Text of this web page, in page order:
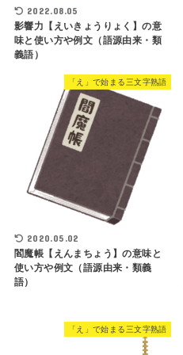
2022.08.05
影響力【えいきょうりょく】の意
味と使い方や例文（語源由来・類
義語）
「え」で始まる三文字熟語
2020.05.02
閻魔帳【えんまちょう】の意味と
使い方や例文（語源由来・類義
語）
「え」で始まる三文字熟語